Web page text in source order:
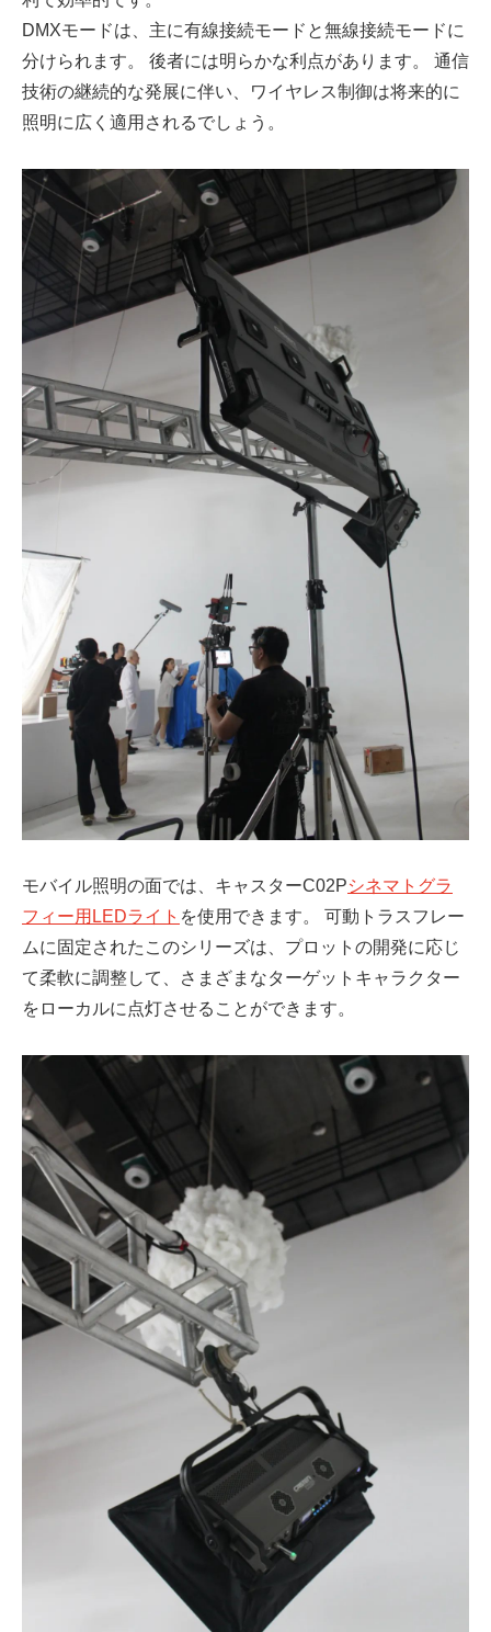
DMXモードは、主に有線接続モードと無線接続モードに
分けられます。 後者には明らかな利点があります。 通信
技術の継続的な発展に伴い、ワイヤレス制御は将来的に
照明に広く適用されるでしょう。
モバイル照明の面では、キャスターC02Pシネマトグラ
フィー用LEDライト を使用できます。 可動トラスフレー
ムに固定されたこのシリーズは、プロットの開発に応じ
て柔軟に調整して、さまざまなターゲットキャラクター
をローカルに点灯させることができます。